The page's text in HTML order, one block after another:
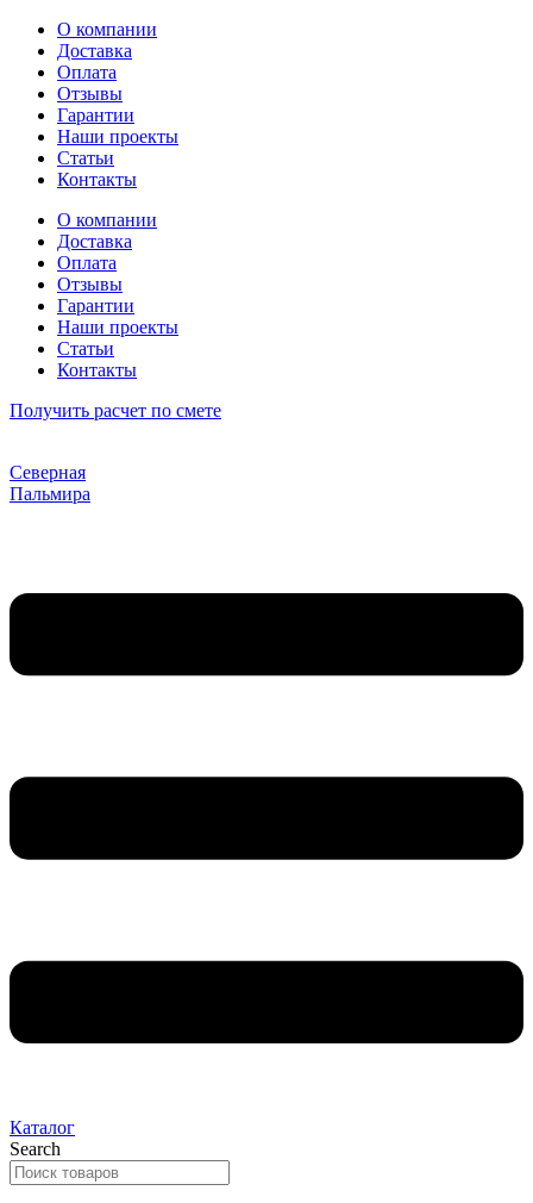
Перейти
содержимому
О компании
Доставка
Оплата
Отзывы
Гарантии
Наши проекты
Статьи
Контакты
О компании
Доставка
Оплата
Отзывы
Гарантии
Наши проекты
Статьи
Контакты
Получить расчет по смете
Северная
Пальмира
Каталог
Search